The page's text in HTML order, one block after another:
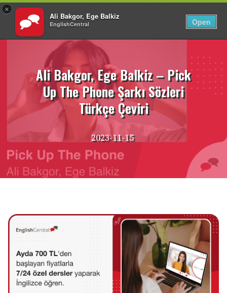
×
Ali Bakgor, Ege Balkiz
EnglishCentral Open
Giriş Yap TR
İçeriğe
Ali Bakgor, Ege Balkiz – Pick
Up The Phone Şarkı Sözleri
Türkçe Çeviri
2023-11-15